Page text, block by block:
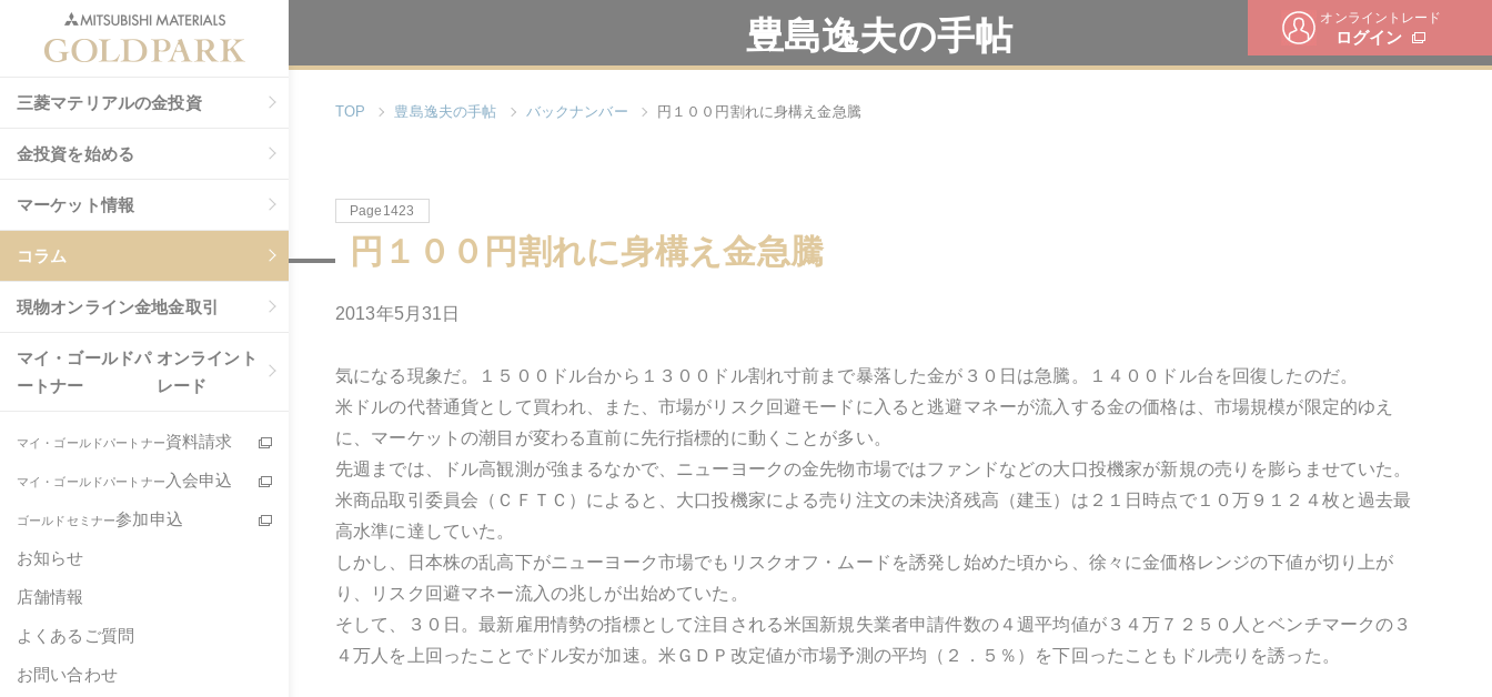
オンライントレード
ログイン
三菱マテリアルの金投資
金投資を始める
マーケット情報
コラム
現物オンライン金地金取引
マイ・ゴールドパ
ートナー
オンライント
レード
マイ・ゴールドパートナー資料請求
マイ・ゴールドパートナー 入会申込
ゴールドセミナー参加申込
お知らせ
店舗情報
よくあるご質問
お問い合わせ
豊島逸夫の手帖
TOP 豊島逸夫の手帖 バックナンバー 円１００円割れに身構え金急騰
Page1423
円１００円割れに身構え金急騰
2013年5月31日
気になる現象だ。１５００ドル台から１３００ドル割れ寸前まで暴落した金が３０日は急騰。１４００ドル台を回復したのだ。
米ドルの代替通貨として買われ、また、市場がリスク回避モードに入ると逃避マネーが流入する金の価格は、市場規模が限定的ゆえ
に、マーケットの潮目が変わる直前に先行指標的に動くことが多い。
先週までは、ドル高観測が強まるなかで、ニューヨークの金先物市場ではファンドなどの大口投機家が新規の売りを膨らませていた。
米商品取引委員会（ＣＦＴＣ）によると、大口投機家による売り注文の未決済残高（建玉）は２１日時点で１０万９１２４枚と過去最
高水準に達していた。
しかし、日本株の乱高下がニューヨーク市場でもリスクオフ・ムードを誘発し始めた頃から、徐々に金価格レンジの下値が切り上が
り、リスク回避マネー流入の兆しが出始めていた。
そして、３０日。最新雇用情勢の指標として注目される米国新規失業者申請件数の４週平均値が３４万７２５０人とベンチマークの３
４万人を上回ったことでドル安が加速。米ＧＤＰ改定値が市場予測の平均（２．５％）を下回ったこともドル売りを誘った。